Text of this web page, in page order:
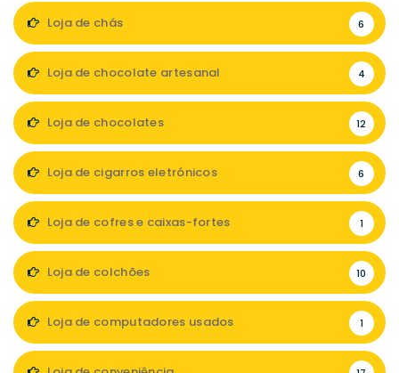
Loja de chás 6
Loja de chocolate artesanal 4
Loja de chocolates 12
Loja de cigarros eletrónicos 6
Loja de cofres e caixas-fortes 1
Loja de colchões 10
Loja de computadores usados 1